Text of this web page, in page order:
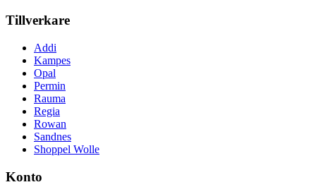
Tillverkare
Addi
Kampes
Opal
Permin
Rauma
Regia
Rowan
Sandnes
Shoppel Wolle
Konto